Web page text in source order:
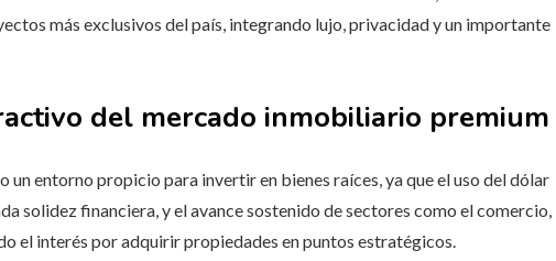
más exclusivos del país, integrando lujo, privacidad y un importante
del mercado inmobiliario premium
un entorno propicio para invertir en bienes raíces, ya que el uso del dólar
solidez financiera, y el avance sostenido de sectores como el comercio,
el interés por adquirir propiedades en puntos estratégicos.